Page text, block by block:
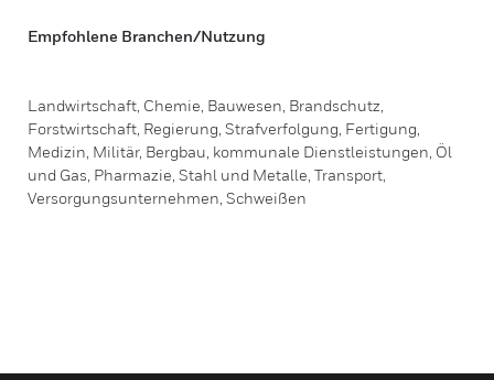
Empfohlene Branchen/Nutzung
Landwirtschaft, Chemie, Bauwesen, Brandschutz,
Forstwirtschaft, Regierung, Strafverfolgung, Fertigung,
Medizin, Militär, Bergbau, kommunale Dienstleistungen, Öl
und Gas, Pharmazie, Stahl und Metalle, Transport,
Versorgungsunternehmen, Schweißen